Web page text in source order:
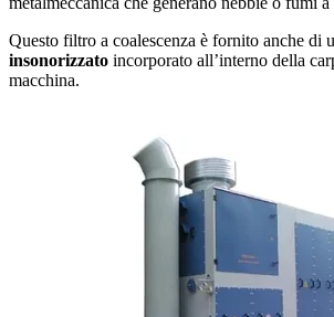
Questo filtro a coalescenza è fornito anche di
insonorizzato incorporato all’interno della
macchina.